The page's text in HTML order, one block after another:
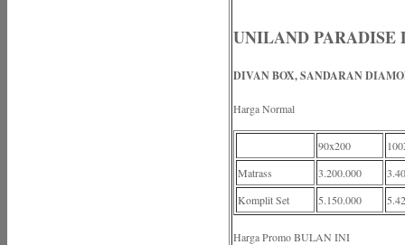
UNILAND PARADISE
DIVAN BOX, SANDARAN
Harga Normal
90x200
Matrass
3.200.000
Komplit Set
5.150.000
Harga Promo BULAN INI